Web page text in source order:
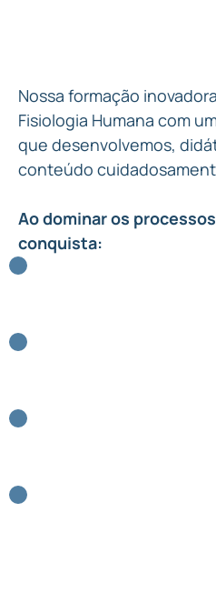
Nossa formação
Fisiologia Humana com
que desenvolvemos,
conteúdo
Ao dominar os
conquista: